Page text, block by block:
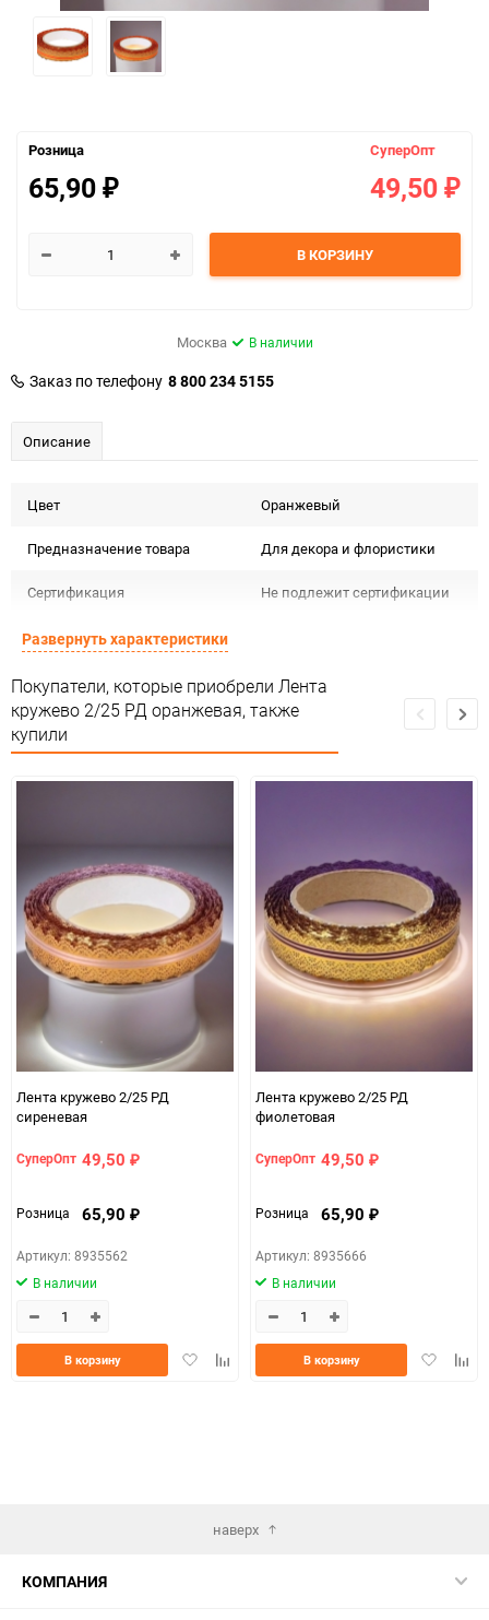
Розница
65,90 ₽
СуперОпт
49,50 ₽
В КОРЗИНУ
Москва В наличии
Заказ по телефону 8 800 234 5155
Описание
Цвет Оранжевый
Предназначение товара Для декора и флористики
Сертификация Не подлежит сертификации
Особые условия
Минимальное количество 1
Единица измерения шт
Развернуть характеристики
Покупатели, которые приобрели Лента
кружево 2/25 РД оранжевая, также
купили
Лента кружево 2/25 РД
сиреневая
СуперОпт 49,50 ₽
Розница 65,90 ₽
Артикул: 8935562
В наличии
ДобавитьДобавить
В корзину
Лента кружево 2/25 РД
фиолетовая
СуперОпт 49,50 ₽
Розница 65,90 ₽
Артикул: 8935666
В наличии
Добавить
В корзину
наверх
КОМПАНИЯ